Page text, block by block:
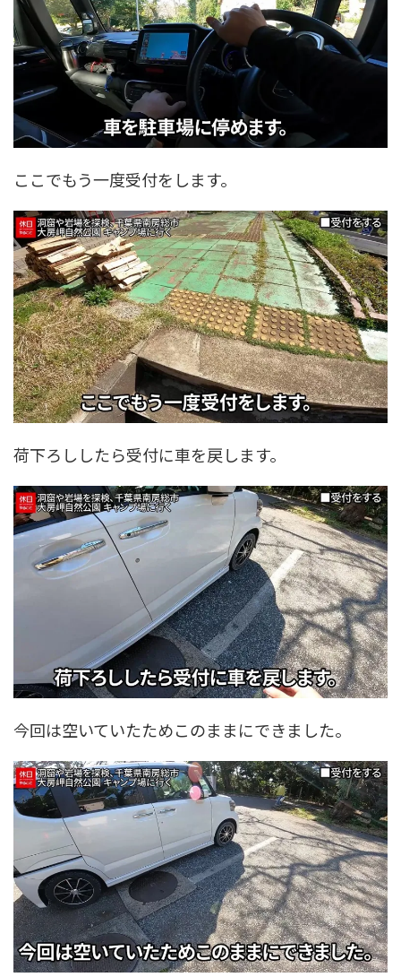
ここでもう一度受付をします。
荷下ろししたら受付に車を戻します。
今回は空いていたためこのままにできました。